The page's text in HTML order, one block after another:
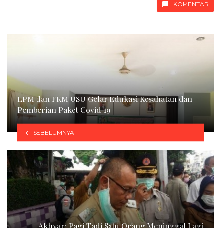
KOMENTAR
LPM dan FKM USU Gelar Edukasi Kesahatan dan
Pemberian Paket Covid 19
SEBELUMNYA
Akhyar: Pagi Tadi Satu Orang Meninggal Lagi